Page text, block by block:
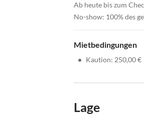
Ab heute bis zum
No-show: 100% des
Mietbedingungen
• Kaution: 250,00 €
Lage